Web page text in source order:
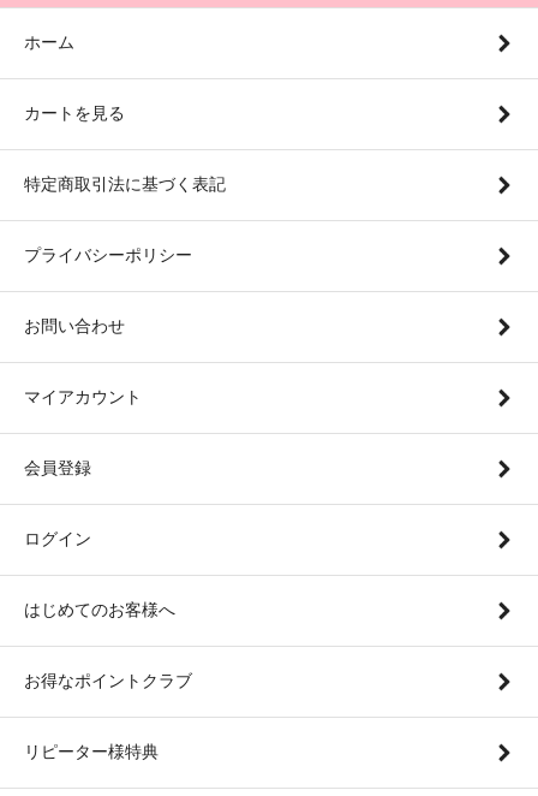
ホーム
カートを見る
特定商取引法に基づく表記
プライバシーポリシー
お問い合わせ
マイアカウント
会員登録
ログイン
はじめてのお客様へ
お得なポイントクラブ
リピーター様特典